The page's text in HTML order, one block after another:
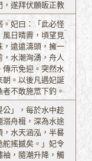
，遂拜伏願皈正教
。妃曰：「此必怪
風日晴霽，頃望見
，遠遠濤頭，擁一
水潮洶湧，舟人
傳示免迎。突然水
朝。以後凡遇妃誕
者不敢施罛下釣。
公」，每於水中趁
溺舟楫，深為水途
，水天涵泓，半晷
舵搖撼矣。」妃令
袖，隨潮升降，觸